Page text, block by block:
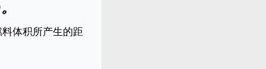
体积所产生的距